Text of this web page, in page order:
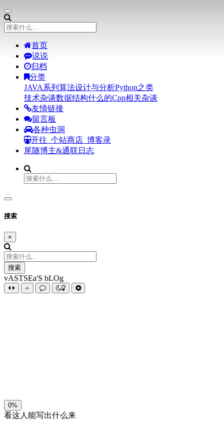
首页
说说
归档
分类
JAVA系列 算法设计与分析Python之类
技术杂谈数据结构什么的Cpp相关杂谈
友情链接
留言板
各种虫洞
开往 个站商店 博客录
尾随博主&通联日志
搜索
×
搜索
vASTSEa'S bLOg
0%
看这人能写出什么来